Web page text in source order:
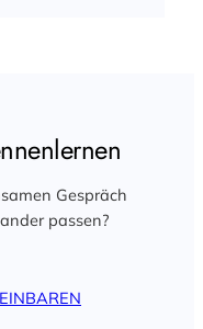
Gespräch
passen?